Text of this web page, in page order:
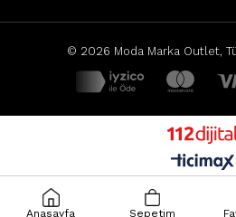
© 2026 Moda Marka Outlet,
Anasayfa Sepetim